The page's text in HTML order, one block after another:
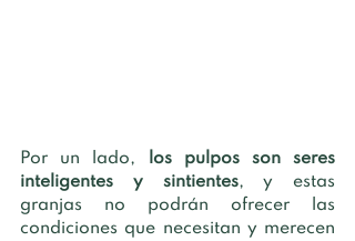
Por un lado,
los pulpos son seres
inteligentes y sintientes, y estas
granjas no podrán ofrecer las
condiciones que necesitan y merecen